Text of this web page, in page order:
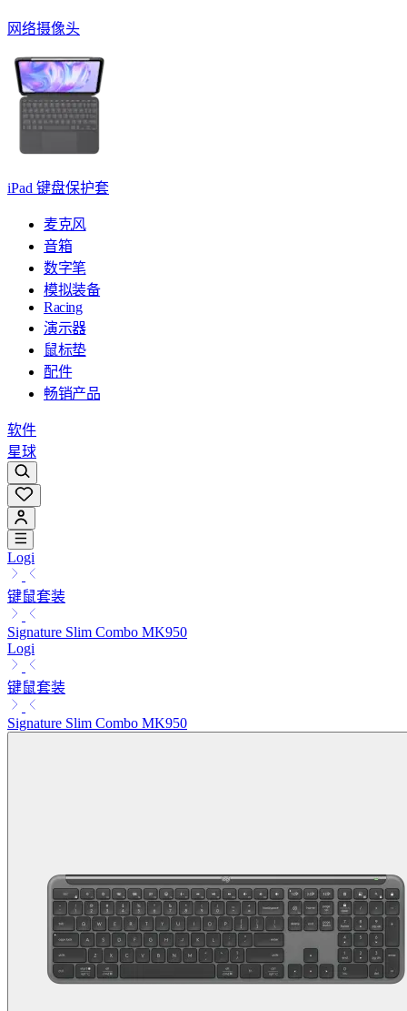
网络摄像头
iPad 键盘保护套
麦克风
音箱
数字笔
模拟装备
Racing
演示器
鼠标垫
配件
畅销产品
软件
星球
Logi
键鼠套装
Signature Slim Combo MK950
Logi
键鼠套装
Signature Slim Combo MK950